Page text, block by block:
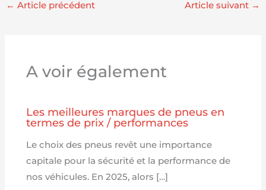
← Article précédent Article suivant →
A voir également
Les meilleures marques de pneus en
termes de prix / performances
Le choix des pneus revêt une importance
capitale pour la sécurité et la performance de
nos véhicules. En 2025, alors […]